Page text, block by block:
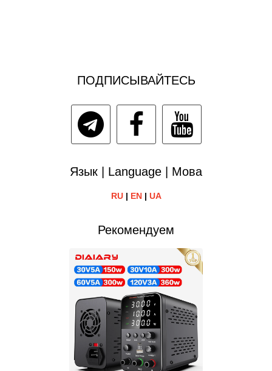
ПОДПИСЫВАЙТЕСЬ
Язык | Language | Мова
RU| EN| UA
Рекомендуем